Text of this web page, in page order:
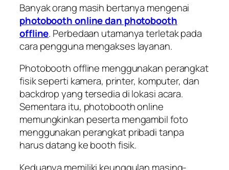
Banyak orang masih bertanya mengenai
photobooth online dan photobooth
offline. Perbedaan utamanya terletak pada
cara pengguna mengakses layanan.
Photobooth offline menggunakan perangkat
fisik seperti kamera, printer, komputer, dan
backdrop yang tersedia di lokasi acara.
Sementara itu, photobooth online
memungkinkan peserta mengambil foto
menggunakan perangkat pribadi tanpa
harus datang ke booth fisik.